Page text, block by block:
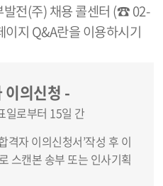
전(주) 채용 콜센터 (☎ 02-
지 Q&A란을 이용하시기
이의신청 -
일로부터 15일 간
격자 이의신청서’작성 후 이
스캔본 송부 또는 인사기획